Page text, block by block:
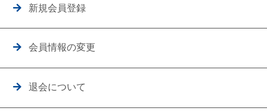
新規会員登録
会員情報の変更
退会について